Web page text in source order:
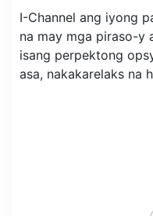
I-Channel ang iyong
na may mga piraso-y
isang perpektong
asa, nakakarelaks na